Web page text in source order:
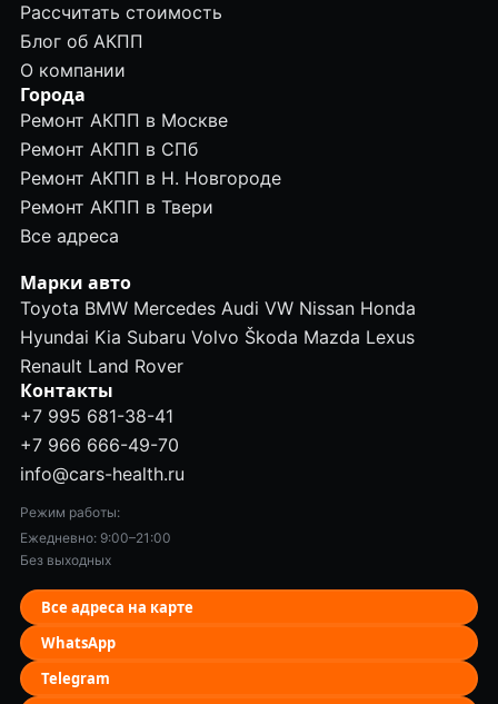
Рассчитать стоимость
Блог об АКПП
О компании
Города
Ремонт АКПП в Москве
Ремонт АКПП в СПб
Ремонт АКПП в Н. Новгороде
Ремонт АКПП в Твери
Все адреса
Марки авто
Toyota BMW Mercedes Audi VW Nissan Honda
Hyundai Kia Subaru Volvo Škoda Mazda Lexus
Renault Land Rover
Контакты
+7 995 681-38-41
+7 966 666-49-70
info@cars-health.ru
Режим работы:
Ежедневно: 9:00–21:00
Без выходных
Все адреса на карте
WhatsApp
Telegram